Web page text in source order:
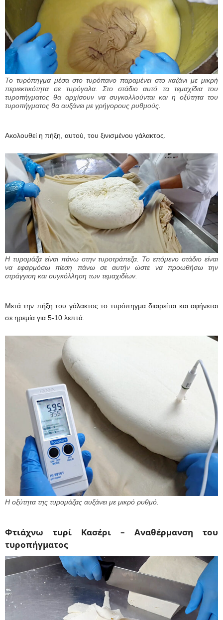
Το τυρόπηγμα μέσα στο τυρόπανο παραμένει στο καζάνι με μικρή
περιεκτικότητα σε τυρόγαλα. Στο στάδιο αυτό τα τεμαχίδια του
τυροπήγματος θα αρχίσουν να συγκολλούνται και η οξύτητα του
τυροπήγματος θα αυξάνει με γρήγορους ρυθμούς.
Ακολουθεί η πήξη, αυτού, του ξινισμένου γάλακτος.
Η τυρομάζα είναι πάνω στην τυροτράπεζα. Το επόμενο στάδιο είναι
να εφαρμόσω πίεση πάνω σε αυτήν ώστε να προωθήσω την
στράγγιση και συγκόλληση των τεμαχιδίων.
Μετά την πήξη του γάλακτος το τυρόπηγμα διαιρείται και αφήνεται
σε ηρεμία για 5-10 λεπτά.
Η οξύτητα της τυρομάζας αυξάνει με μικρό ρυθμό.
Φτιάχνω τυρί Κασέρι – Αναθέρμανση του
τυροπήγματος